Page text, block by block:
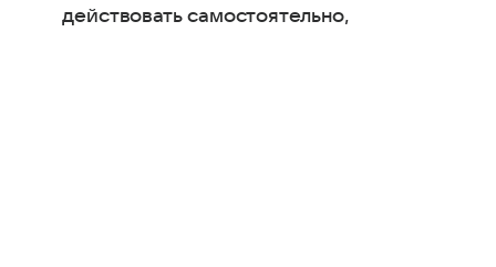
действовать самостоятельно,